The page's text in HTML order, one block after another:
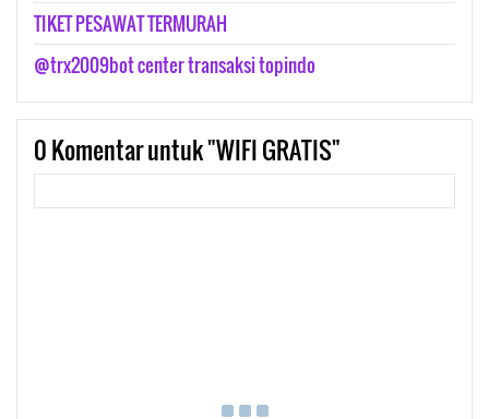
TIKET PESAWAT TERMURAH
@trx2009bot center transaksi topindo
0Komentar untuk "WIFI GRATIS"